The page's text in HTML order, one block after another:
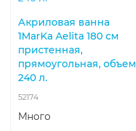
Акриловая ванна
1MarKa Aelita 180 см
пристенная,
прямоугольная, объем
240 л.
52174
Много